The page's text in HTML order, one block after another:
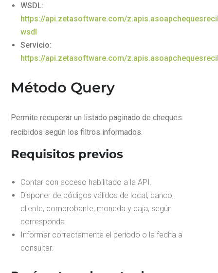
WSDL:
https://api.zetasoftware.com/
wsdl
Servicio:
https://api.zetasoftware.com/
Método Query
Permite recuperar un listado paginado de cheques
recibidos según los filtros informados.
Requisitos previos
Contar con acceso habilitado a la API.
Disponer de códigos válidos de local, banco,
cliente, comprobante, moneda y caja, según
corresponda.
Informar correctamente el período o la fecha a
consultar.